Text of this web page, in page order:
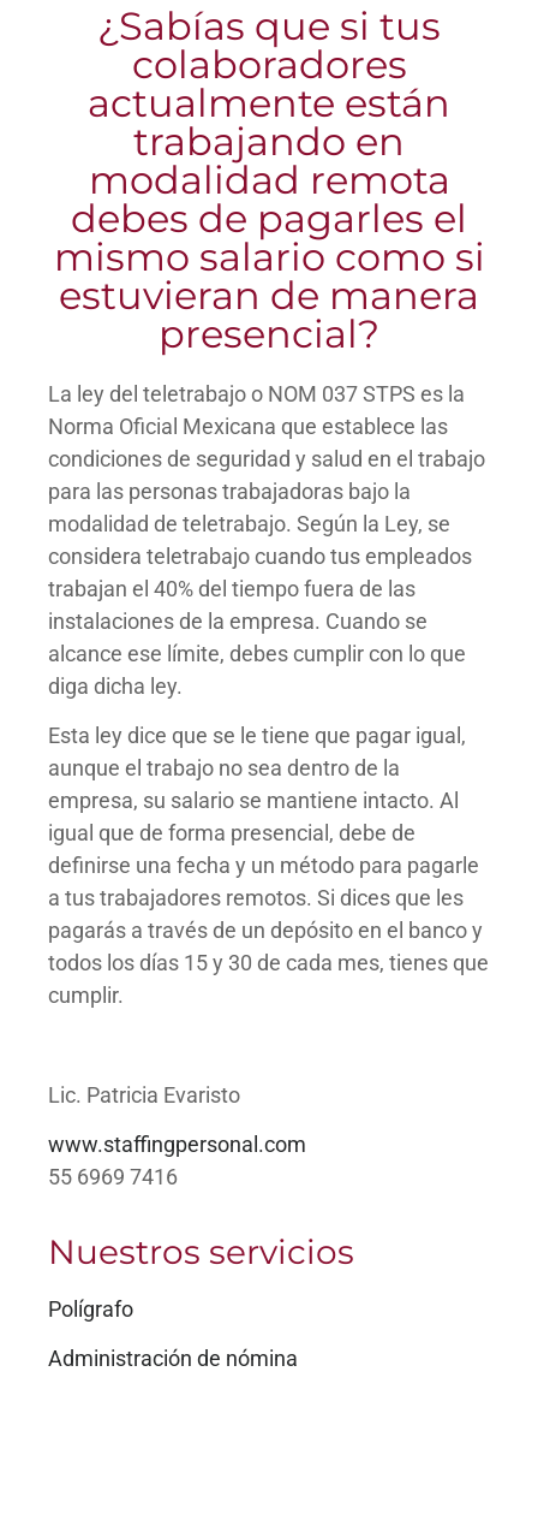
¿Sabías que si tus
colaboradores
actualmente están
trabajando en
modalidad remota
debes de pagarles el
mismo salario como si
estuvieran de manera
presencial?
La ley del teletrabajo o NOM 037 STPS es la
Norma Oficial Mexicana que establece las
condiciones de seguridad y salud en el trabajo
para las personas trabajadoras bajo la
modalidad de teletrabajo. Según la Ley, se
considera teletrabajo cuando tus empleados
trabajan el 40% del tiempo fuera de las
instalaciones de la empresa. Cuando se
alcance ese límite, debes cumplir con lo que
diga dicha ley.
Esta ley dice que se le tiene que pagar igual,
aunque el trabajo no sea dentro de la
empresa, su salario se mantiene intacto. Al
igual que de forma presencial, debe de
definirse una fecha y un método para pagarle
a tus trabajadores remotos. Si dices que les
pagarás a través de un depósito en el banco y
todos los días 15 y 30 de cada mes, tienes que
cumplir.
Lic. Patricia Evaristo
www.staffingpersonal.com
55 6969 7416
Nuestros servicios
Polígrafo
Administración de nómina